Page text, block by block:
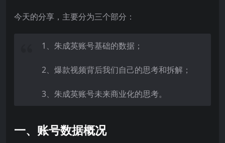
今天的分享，主要分为三个部分：
1、朱成英账号基础的数据；
2、爆款视频背后我们自己的思考和拆解；
3、朱成英账号未来商业化的思考。
一、账号数据概况